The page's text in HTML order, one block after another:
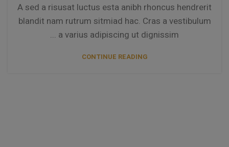
A sed a risusat luctus esta anibh rhoncus hendrerit
blandit nam rutrum sitmiad hac. Cras a vestibulum
a varius adipiscing ut dignissim ...
CONTINUE READING